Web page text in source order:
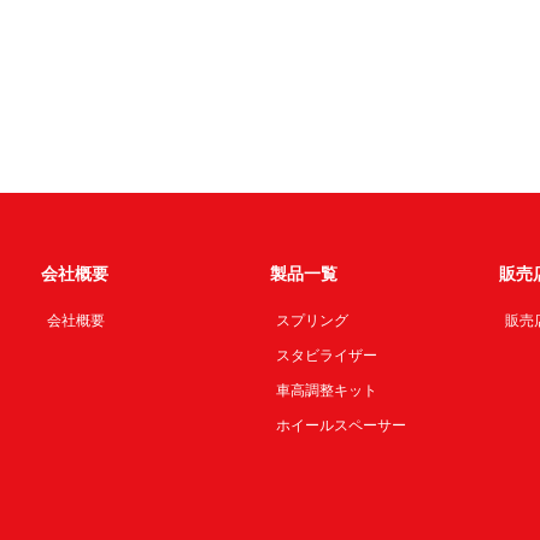
会社概要
会社概要
製品一覧
スプリング
スタビライザー
車高調整キット
ホイールスペーサー
販売
販売